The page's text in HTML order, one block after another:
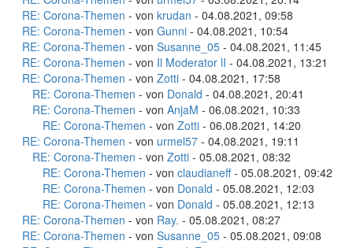
RE: Corona-Themen - von krudan - 04.08.2021, 09:58
RE: Corona-Themen - von Gunni - 04.08.2021, 10:54
RE: Corona-Themen - von Susanne_05 - 04.08.2021, 11:45
RE: Corona-Themen - von Il Moderator lI - 04.08.2021, 13:21
RE: Corona-Themen - von Zotti - 04.08.2021, 17:58
RE: Corona-Themen - von Donald - 04.08.2021, 20:41
RE: Corona-Themen - von AnjaM - 06.08.2021, 10:33
RE: Corona-Themen - von Zotti - 06.08.2021, 14:20
RE: Corona-Themen - von urmel57 - 04.08.2021, 19:11
RE: Corona-Themen - von Zotti - 05.08.2021, 08:32
RE: Corona-Themen - von claudianeff- 05.08.2021, 09:42
RE: Corona-Themen - von Donald - 05.08.2021, 12:03
RE: Corona-Themen - von Donald - 05.08.2021, 12:13
RE: Corona-Themen - von Ray. - 05.08.2021, 08:27
RE: Corona-Themen - von Susanne_05 - 05.08.2021, 09:08